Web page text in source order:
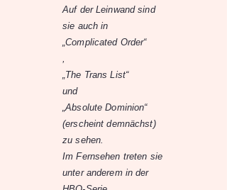
Auf der Leinwand sind
sie auch in
„Complicated Order“
,
„The Trans List“
und
„Absolute Dominion“
(erscheint demnächst)
zu sehen.
Im Fernsehen treten sie
unter anderem in der